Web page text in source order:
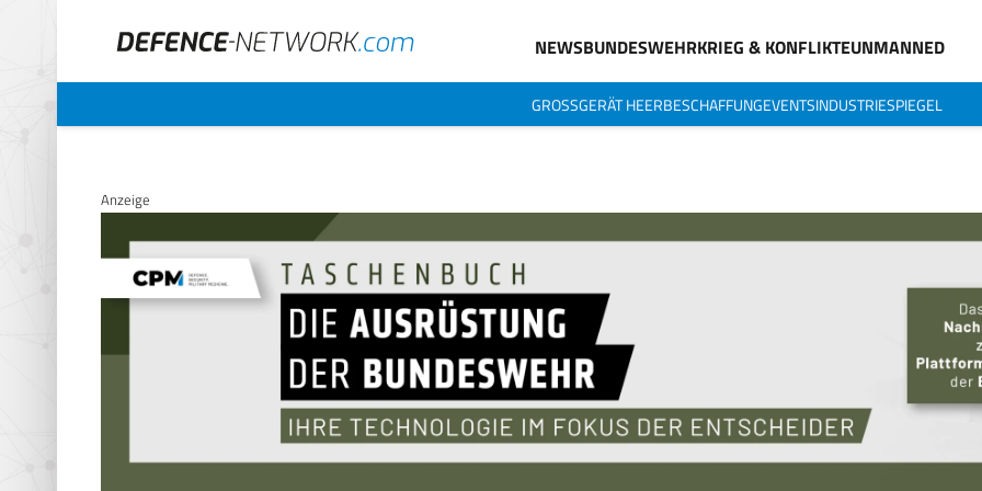
NEWSBUNDESWEHRKRIEG & KONFLIKTEUNMANNED
GROSSGERÄT HEERBESCHAFFUNGEVENTSINDUSTRIESPIEGEL
Anzeige